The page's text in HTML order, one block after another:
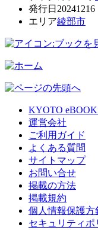
発行日 20241216
エリア綾部市
KYOTO
運営会社
ご利用ガイド
よくある質問
サイトマップ
お問い合せ
掲載の方法
掲載規約
個人情報保護方
セキュリティポ